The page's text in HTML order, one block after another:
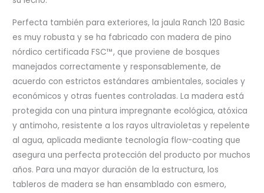
Perfecta también para exteriores, la jaula Ranch 120 Basic
es muy robusta y se ha fabricado con madera de pino
nórdico certificada FSC™, que proviene de bosques
manejados correctamente y responsablemente, de
acuerdo con estrictos estándares ambientales, sociales y
económicos y otras fuentes controladas. La madera está
protegida con una pintura impregnante ecológica, atóxica
y antimoho, resistente a los rayos ultravioletas y repelente
al agua, aplicada mediante tecnología flow-coating que
asegura una perfecta protección del producto por muchos
años. Para una mayor duración de la estructura, los
tableros de madera se han ensamblado con esmero,